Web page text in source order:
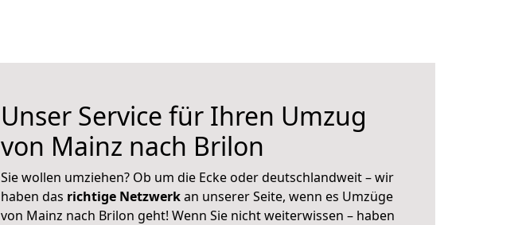
Unser Service für Ihren Umzug
von Mainz nach Brilon
Sie wollen umziehen? Ob um die Ecke oder deutschlandweit – wir
haben das richtige Netzwerkan unserer Seite, wenn es Umzüge
von Mainz nach Brilon geht! Wenn Sie nicht weiterwissen – haben